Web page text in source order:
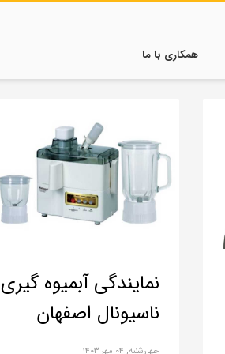
همکاری با ما
نمایندگی آبمیوه گیری
ناسیونال اصفهان
چهارشنبه, ۰۴ مهر ۱۴۰۳